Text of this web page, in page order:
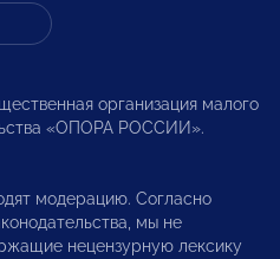
организация малого
«ОПОРА РОССИИ».
модерацию. Согласно
мы не
нецензурную лексику